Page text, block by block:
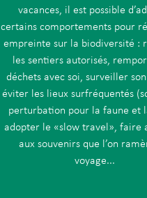
vacances, il est possible
certains comportements pour
empreinte sur la biodiversité :
les sentiers autorisés,
déchets avec soi, surveiller
éviter les lieux surfréquentés
perturbation pour la faune et
adopter le «slow travel», faire
aux souvenirs que l’on
voyage...